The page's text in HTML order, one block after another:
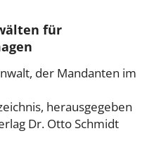
für
der Mandanten im
herausgegeben
Dr. Otto Schmidt